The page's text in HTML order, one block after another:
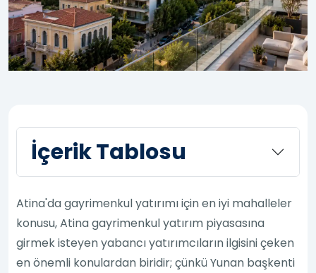
İçerik Tablosu
Atina'da gayrimenkul yatırımı için en iyi mahalleler
konusu, Atina gayrimenkul yatırım piyasasına
girmek isteyen yabancı yatırımcıların ilgisini çeken
en önemli konulardan biridir; çünkü Yunan başkenti